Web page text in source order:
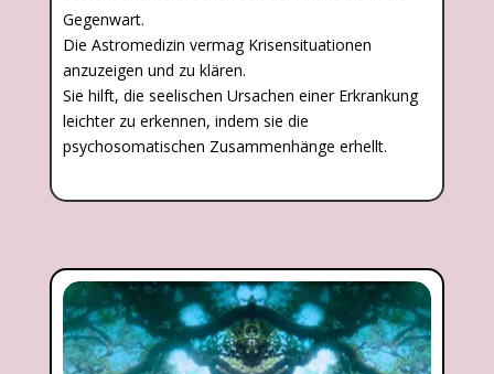
Gegenwart.
Die Astromedizin vermag Krisensituationen
anzuzeigen und zu klären.
Sie hilft, die seelischen Ursachen einer Erkrankung
leichter zu erkennen, indem sie die
psychosomatischen Zusammenhänge erhellt.